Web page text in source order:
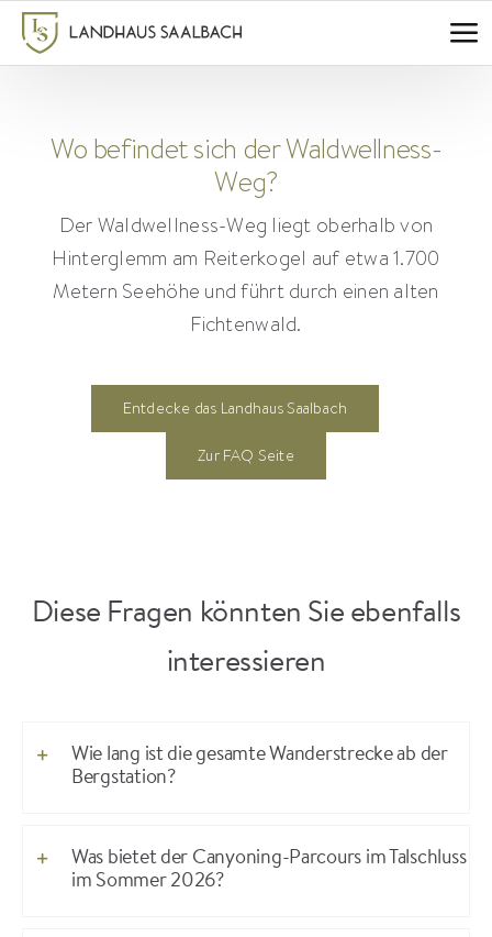
Zum
Inhalt
Wo befindet sich der Waldwellness-
Weg?
Der Waldwellness-Weg liegt oberhalb von
Hinterglemm am Reiterkogel auf etwa 1.700
Metern Seehöhe und führt durch einen alten
Fichtenwald.
Entdecke das Landhaus Saalbach
Zur FAQ Seite
Diese Fragen könnten Sie ebenfalls
interessieren
Wie lang ist die gesamte Wanderstrecke ab der
Bergstation?
Was bietet der Canyoning-Parcours im Talschluss
im Sommer 2026?